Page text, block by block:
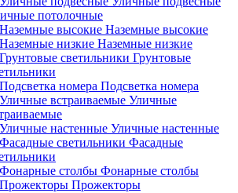
потолочные
Наземные высокие
Наземные низкие
Грунтовые
Подсветка номера
Уличные
Уличные настенные
Фасадные
Фонарные столбы
Прожекторы